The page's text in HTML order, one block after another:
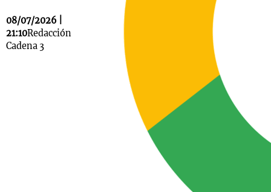
08/07/2026 |
21:10Redacción
Cadena 3